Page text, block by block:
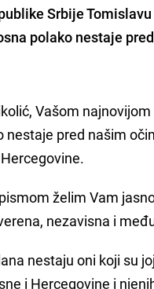
Srbije
polako nestaje
Vašom
nestaje pred našim
želim Vam
nezavisna i
nestaju oni koji su
i Hercegovine i